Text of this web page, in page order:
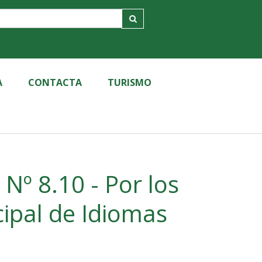
CONTACTA TURISMO
8.10 - Por los
de Idiomas